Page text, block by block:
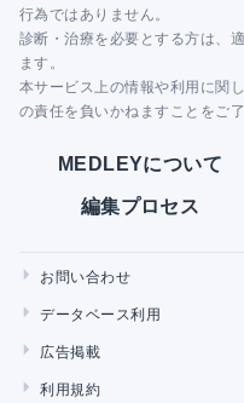
行為ではありません。
診断・治療を必要とする方は、
ます。
本サービス上の情報や利用に関
の責任を負いかねますことをご了
MEDLEYについて
編集プロセス
お問い合わせ
データベース利用
広告掲載
利用規約